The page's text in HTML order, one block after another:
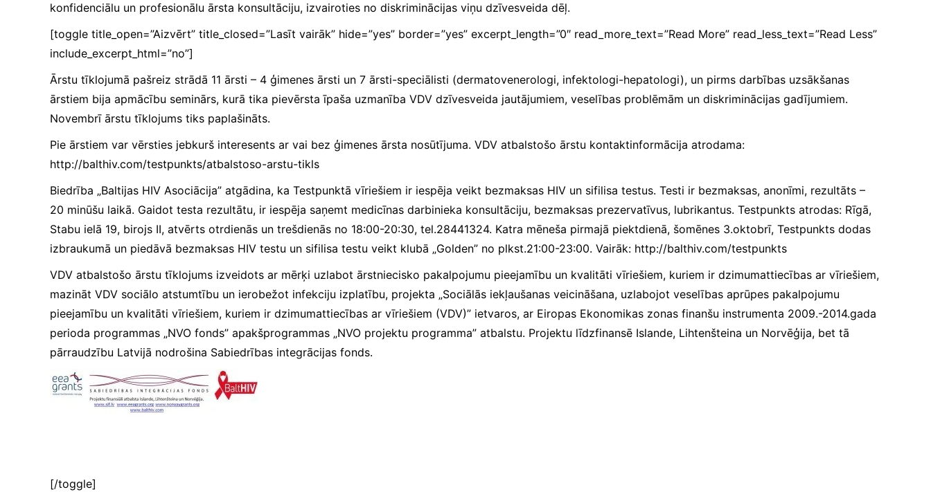
konfidenciālu un profesionālu ārsta konsultāciju, izvairoties no diskriminācijas viņu dzīvesveida dēļ.
[toggle title_open=”Aizvērt” title_closed=”Lasīt vairāk” hide=”yes” border=”yes” excerpt_length=”0″ read_more_text=”Read More” read_less_text=”Read Less”
include_excerpt_html=”no”]
Ārstu tīklojumā pašreiz strādā 11 ārsti – 4 ģimenes ārsti un 7 ārsti-speciālisti (dermatovenerologi, infektologi-hepatologi), un pirms darbības uzsākšanas
ārstiem bija apmācību seminārs, kurā tika pievērsta īpaša uzmanība VDV dzīvesveida jautājumiem, veselības problēmām un diskriminācijas gadījumiem.
Novembrī ārstu tīklojums tiks paplašināts.
Pie ārstiem var vērsties jebkurš interesents ar vai bez ģimenes ārsta nosūtījuma. VDV atbalstošo ārstu kontaktinformācija atrodama:
http://balthiv.com/testpunkts/atbalstoso-arstu-tikls
Biedrība „Baltijas HIV Asociācija” atgādina, ka Testpunktā vīriešiem ir iespēja veikt bezmaksas HIV un sifilisa testus. Testi ir bezmaksas, anonīmi, rezultāts –
20 minūšu laikā. Gaidot testa rezultātu, ir iespēja saņemt medicīnas darbinieka konsultāciju, bezmaksas prezervatīvus, lubrikantus. Testpunkts atrodas: Rīgā,
Stabu ielā 19, birojs II, atvērts otrdienās un trešdienās no 18:00-20:30, tel.28441324. Katra mēneša pirmajā piektdienā, šomēnes 3.oktobrī, Testpunkts dodas
izbraukumā un piedāvā bezmaksas HIV testu un sifilisa testu veikt klubā „Golden” no plkst.21:00-23:00. Vairāk: http://balthiv.com/testpunkts
VDV atbalstošo ārstu tīklojums izveidots ar mērķi uzlabot ārstniecisko pakalpojumu pieejamību un kvalitāti vīriešiem, kuriem ir dzimumattiecības ar vīriešiem,
mazināt VDV sociālo atstumtību un ierobežot infekciju izplatību, projekta „Sociālās iekļaušanas veicināšana, uzlabojot veselības aprūpes pakalpojumu
pieejamību un kvalitāti vīriešiem, kuriem ir dzimumattiecības ar vīriešiem (VDV)” ietvaros, ar Eiropas Ekonomikas zonas finanšu instrumenta 2009.-2014.gada
perioda programmas „NVO fonds” apakšprogrammas „NVO projektu programma” atbalstu. Projektu līdzfinansē Islande, Lihtenšteina un Norvēģija, bet tā
pārraudzību Latvijā nodrošina Sabiedrības integrācijas fonds.
[/toggle]
sīkfaili
Funkcionālie sīkfaili ir
sīkfaili, kas ir obligāti
nepieciešami
būtiskajām tīmekļa
funkcijām. Bez tiem
tīmekļa vietni nevar
paredzēts. Turklāt tie
nodrošina pareizo
funkcionalitāti, ja lapa
tiek mainīta no http uz
paaugstinātas drošības
prasības. Būtisko
sīkfailu izmantošanai
nav nepieciešama jūsu
piekrišana.
Veiktspējas
izsekošanas
sīkfaili
Veiktspējas
sīkfaili ir
apmeklētājs,